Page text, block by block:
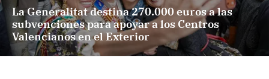
La Generalitat destina 270.000 euros a las
subvenciones para apoyar a los Centros
Valencianos en el Exterior